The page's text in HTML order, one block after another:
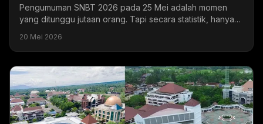
Pengumuman SNBT 2026 pada 25 Mei adalah momen
yang ditunggu jutaan orang. Tapi secara statistik, hanya
20 Mei 2026